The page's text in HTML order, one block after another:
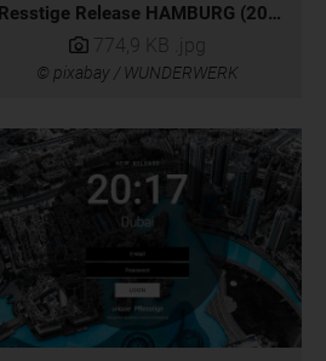
PResstige Release HAMBURG (2021)
774,9 KB .jpg
© pixabay / WUNDERWERK